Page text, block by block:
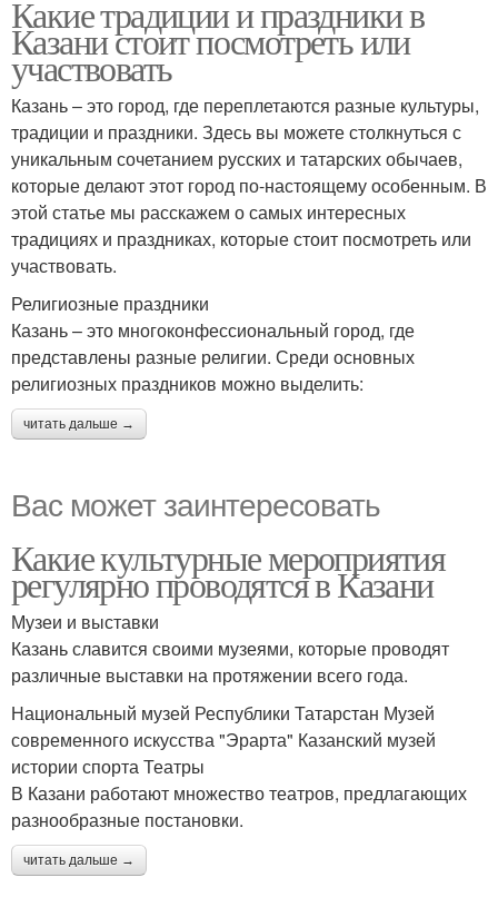
Какие традиции и праздники в
Казани стоит посмотреть или
участвовать
Казань – это город, где переплетаются разные культуры,
традиции и праздники. Здесь вы можете столкнуться с
уникальным сочетанием русских и татарских обычаев,
которые делают этот город по-настоящему особенным. В
этой статье мы расскажем о самых интересных
традициях и праздниках, которые стоит посмотреть или
участвовать.
Религиозные праздники
Казань – это многоконфессиональный город, где
представлены разные религии. Среди основных
религиозных праздников можно выделить:
читать дальше →
Вас может заинтересовать
Какие культурные мероприятия
регулярно проводятся в Казани
Музеи и выставки
Казань славится своими музеями, которые проводят
различные выставки на протяжении всего года.
Национальный музей Республики Татарстан Музей
современного искусства "Эрарта" Казанский музей
истории спорта Театры
В Казани работают множество театров, предлагающих
разнообразные постановки.
читать дальше →